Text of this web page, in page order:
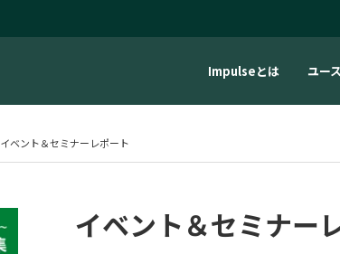
Impulseとは ユー
イベント＆セミナーレポート
イベント＆セミナー